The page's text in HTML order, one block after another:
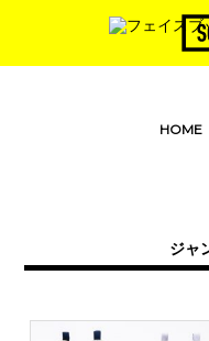
toggle navigation
HOME
ジャ